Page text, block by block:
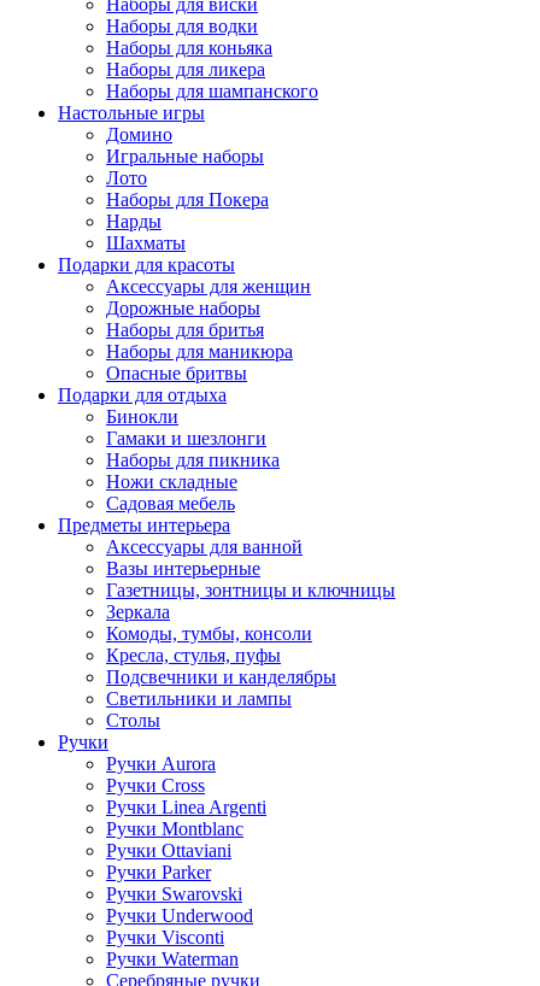
Наборы для виски
Наборы для водки
Наборы для коньяка
Наборы для ликера
Наборы для шампанского
Настольные игры
Домино
Игральные наборы
Лото
Наборы для Покера
Нарды
Шахматы
Подарки для красоты
Аксессуары для женщин
Дорожные наборы
Наборы для бритья
Наборы для маникюра
Опасные бритвы
Подарки для отдыха
Бинокли
Гамаки и шезлонги
Наборы для пикника
Ножи складные
Садовая мебель
Предметы интерьера
Аксессуары для ванной
Вазы интерьерные
Газетницы, зонтницы и ключницы
Зеркала
Комоды, тумбы, консоли
Кресла, стулья, пуфы
Подсвечники и канделябры
Светильники и лампы
Столы
Ручки
Ручки Aurora
Ручки Cross
Ручки Linea Argenti
Ручки Montblanc
Ручки Ottaviani
Ручки Parker
Ручки Swarovski
Ручки Underwood
Ручки Visconti
Ручки Waterman
Серебряные ручки